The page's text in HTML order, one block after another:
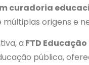
curadoria
origens e
a FTD Educação
pública,